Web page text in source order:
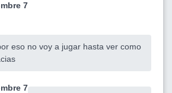
7
eso no voy a jugar hasta ver como
7